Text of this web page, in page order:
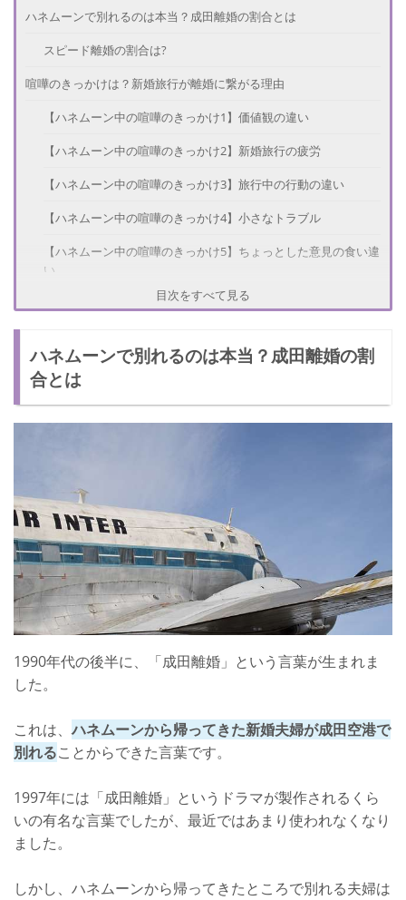
ハネムーンで別れるのは本当？成田離婚の割合とは
スピード離婚の割合は?
喧嘩のきっかけは？新婚旅行が離婚に繋がる理由
【ハネムーン中の喧嘩のきっかけ1】価値観の違い
【ハネムーン中の喧嘩のきっかけ2】新婚旅行の疲労
【ハネムーン中の喧嘩のきっかけ3】旅行中の行動の違い
【ハネムーン中の喧嘩のきっかけ4】小さなトラブル
【ハネムーン中の喧嘩のきっかけ5】ちょっとした意見の食い違
い
実際にあったハネムーン中の喧嘩エピソード3選
新婚旅行中に「離婚したい」と思ったらどうなる？
目次をすべて見る
ハネムーンで別れるのは本当？成田離婚の割
合とは
1990年代の後半に、「成田離婚」という言葉が生まれま
した。
これは、ハネムーンから帰ってきた新婚夫婦が成田空港で
別れることからできた言葉です。
1997年には「成田離婚」というドラマが製作されるくら
いの有名な言葉でしたが、最近ではあまり使われなくなり
ました。
しかし、ハネムーンから帰ってきたところで別れる夫婦は